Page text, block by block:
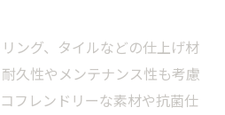
ング、タイルなどの仕上げ材
久性やメンテナンス性も考慮
フレンドリーな素材や抗菌仕